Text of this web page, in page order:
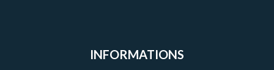
INFORMATIONS